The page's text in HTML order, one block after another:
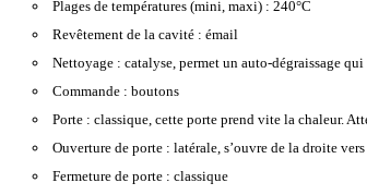
Plages de températures (mini, maxi) : 240°C
Revêtement de la cavité : émail
Nettoyage : catalyse, permet un auto-dégraissage
Commande : boutons
Porte : classique, cette porte prend vite la chaleur.
Ouverture de porte : latérale, s’ouvre de la droite
Fermeture de porte : classique